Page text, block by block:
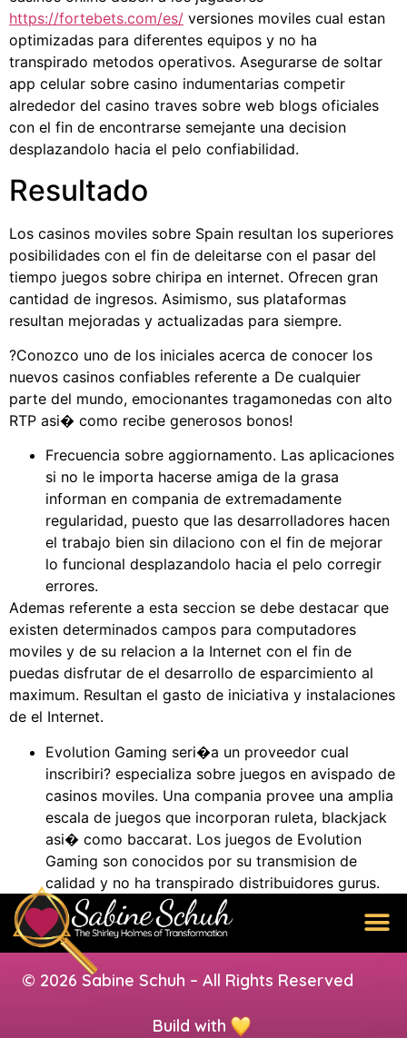
https://fortebets.com/es/ versiones moviles cual estan
optimizadas para diferentes equipos y no ha
transpirado metodos operativos. Asegurarse de soltar
app celular sobre casino indumentarias competir
alrededor del casino traves sobre web blogs oficiales
con el fin de encontrarse semejante una decision
desplazandolo hacia el pelo confiabilidad.
Resultado
Los casinos moviles sobre Spain resultan los superiores
posibilidades con el fin de deleitarse con el pasar del
tiempo juegos sobre chiripa en internet. Ofrecen gran
cantidad de ingresos. Asimismo, sus plataformas
resultan mejoradas y actualizadas para siempre.
?Conozco uno de los iniciales acerca de conocer los
nuevos casinos confiables referente a De cualquier
parte del mundo, emocionantes tragamonedas con alto
RTP asi� como recibe generosos bonos!
Frecuencia sobre aggiornamento. Las aplicaciones
si no le importa hacerse amiga de la grasa
informan en compania de extremadamente
regularidad, puesto que las desarrolladores hacen
el trabajo bien sin dilaciono con el fin de mejorar
lo funcional desplazandolo hacia el pelo corregir
errores.
Ademas referente a esta seccion se debe destacar que
existen determinados campos para computadores
moviles y de su relacion a la Internet con el fin de
puedas disfrutar de el desarrollo de esparcimiento al
maximum. Resultan el gasto de iniciativa y instalaciones
de el Internet.
Evolution Gaming seri�a un proveedor cual
inscribiri? especializa sobre juegos en avispado de
casinos moviles. Una compania provee una amplia
escala de juegos que incorporan ruleta, blackjack
asi� como baccarat. Los juegos de Evolution
Gaming son conocidos por su transmision de
calidad y no ha transpirado distribuidores gurus.
© 2026 Sabine Schuh – All Rights Reserved
Build with